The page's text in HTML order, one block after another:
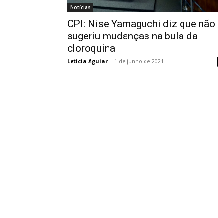
Notícias
CPI: Nise Yamaguchi diz que não
sugeriu mudanças na bula da
cloroquina
Leticia Aguiar - 1 de junho de 2021